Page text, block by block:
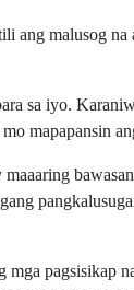
ang malusog
sa iyo.
mapapansin